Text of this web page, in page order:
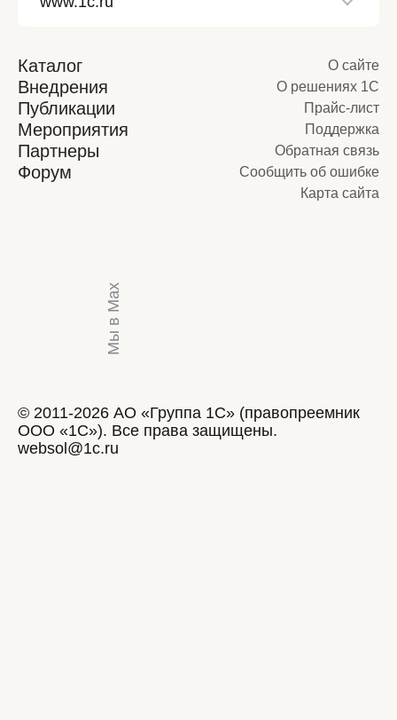
Каталог
Внедрения
Публикации
Мероприятия
Партнеры
Форум
О сайте
О решениях 1С
Прайс-лист
Поддержка
Обратная связь
Сообщить об ошибке
Карта сайта
Мы в Max
© 2011-2026 АО «Группа 1С» (правопреемник
ООО «1С»). Все права защищены.
websol@1c.ru